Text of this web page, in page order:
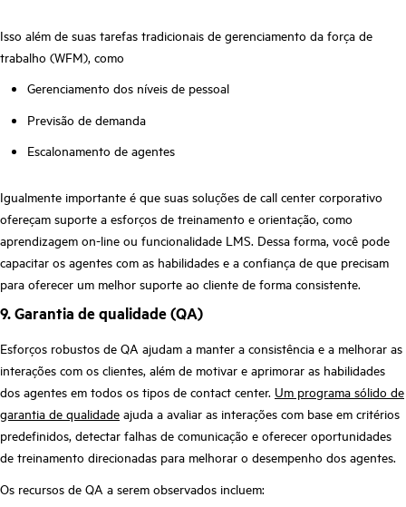
Isso além de suas tarefas tradicionais de gerenciamento da força de
trabalho (WFM), como
Gerenciamento dos níveis de pessoal
Previsão de demanda
Escalonamento de agentes
Igualmente importante é que suas soluções de call center corporativo
ofereçam suporte a esforços de treinamento e orientação, como
aprendizagem on-line ou funcionalidade LMS. Dessa forma, você pode
capacitar os agentes com as habilidades e a confiança de que precisam
para oferecer um melhor suporte ao cliente de forma consistente.
9. Garantia de qualidade (QA)
Esforços robustos de QA ajudam a manter a consistência e a melhorar as
interações com os clientes, além de motivar e aprimorar as habilidades
dos agentes em todos os tipos de contact center. Um programa sólido de
garantia de qualidade ajuda a avaliar as interações com base em critérios
predefinidos, detectar falhas de comunicação e oferecer oportunidades
de treinamento direcionadas para melhorar o desempenho dos agentes.
Os recursos de QA a serem observados incluem: